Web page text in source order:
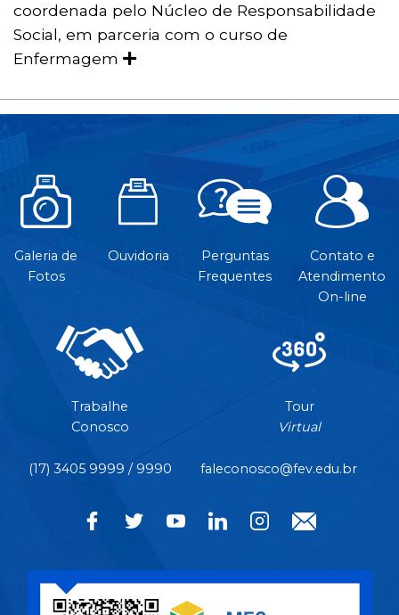
coordenada pelo Núcleo de Responsabilidade
Social, em parceria com o curso de
Enfermagem
Galeria de
Fotos
Ouvidoria
Perguntas
Frequentes
Contato e
Atendimento
On-line
Trabalhe
Conosco
Tour
Virtual
(17) 3405 9999 / 9990 faleconosco@fev.edu.br